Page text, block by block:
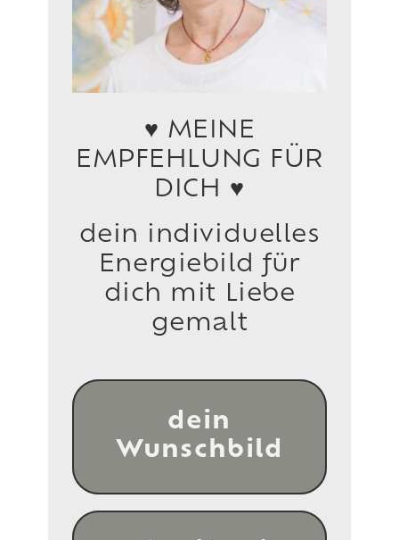
♥ MEINE
EMPFEHLUNG FÜR
DICH ♥
dein individuelles
Energiebild für
dich mit Liebe
gemalt
dein
Wunschbild